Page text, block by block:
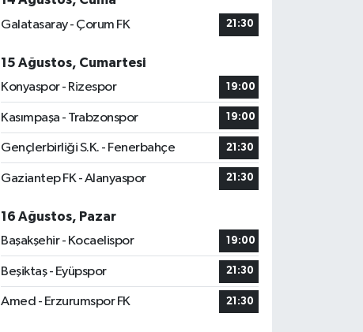
Galatasaray - Çorum FK
21:30
15 Ağustos, Cumartesi
Konyaspor - Rizespor
19:00
Kasımpaşa - Trabzonspor 19:00
Gençlerbirliği S.K. - Fenerbahçe 21:30
Gaziantep FK - Alanyaspor 21:30
16 Ağustos, Pazar
Başakşehir - Kocaelispor
19:00
Beşiktaş - Eyüpspor 21:30
Amed - Erzurumspor FK 21:30